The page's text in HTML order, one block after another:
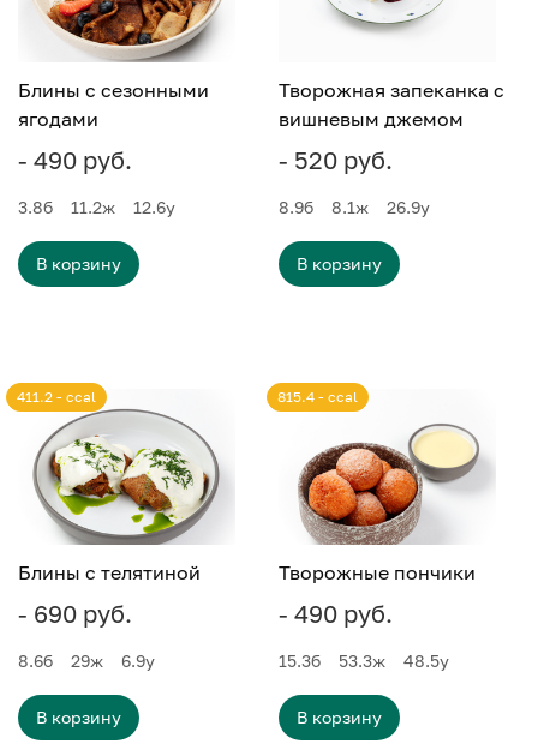
Блины с сезонными
ягодами
- 490 руб.
3.8б 11.2ж 12.6у
В корзину
Творожная запеканка с
вишневым джемом
- 520 руб.
8.9б 8.1ж 26.9у
В корзину
Блины с телятиной
- 690 руб.
411.2 - ccal
8.6б 29ж 6.9у
В корзину
Творожные пончики
- 490 руб.
815.4 - ccal
15.3б 53.3ж 48.5у
В корзину